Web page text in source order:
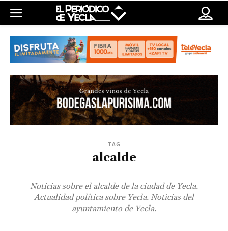
TAG
alcalde
Noticias sobre el alcalde de la ciudad de Yecla.
Actualidad política sobre Yecla. Noticias del
ayuntamiento de Yecla.